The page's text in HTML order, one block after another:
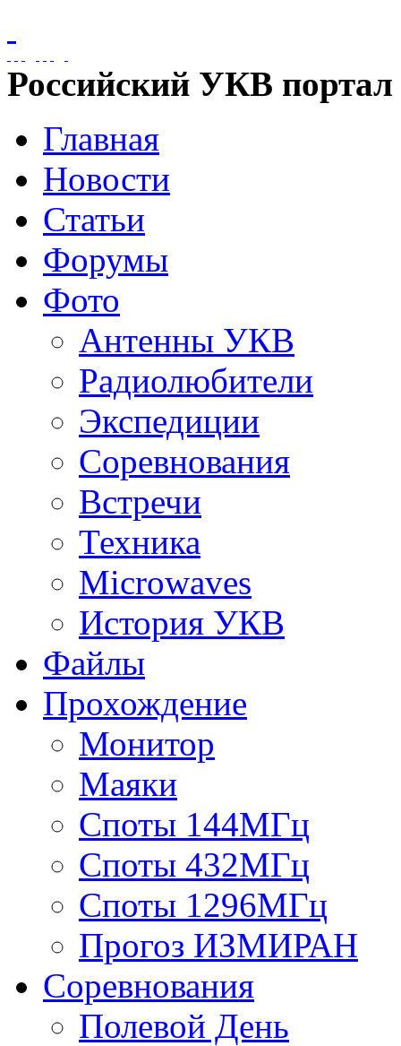
Российский УКВ портал
Главная
Новости
Статьи
Форумы
Фото
Антенны УКВ
Радиолюбители
Экспедиции
Соревнования
Встречи
Техника
Microwaves
История УКВ
Файлы
Прохождение
Монитор
Маяки
Споты 144МГц
Споты 432МГц
Споты 1296МГц
Прогоз ИЗМИРАН
Соревнования
Полевой День